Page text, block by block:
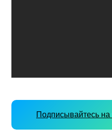
Подписывайтесь